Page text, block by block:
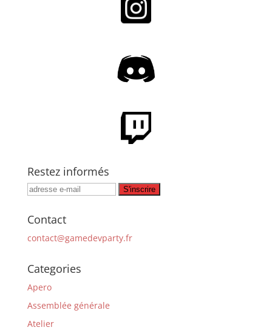
Restez informés
Contact
contact@gamedevparty.fr
Categories
Apero
Assemblée générale
Atelier